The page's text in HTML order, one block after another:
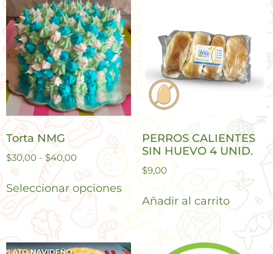
Torta NMG
$30,00 - $40,00
Seleccionar opciones
PERROS CALIENTES
SIN HUEVO 4 UNID.
$9,00
Añadir al carrito